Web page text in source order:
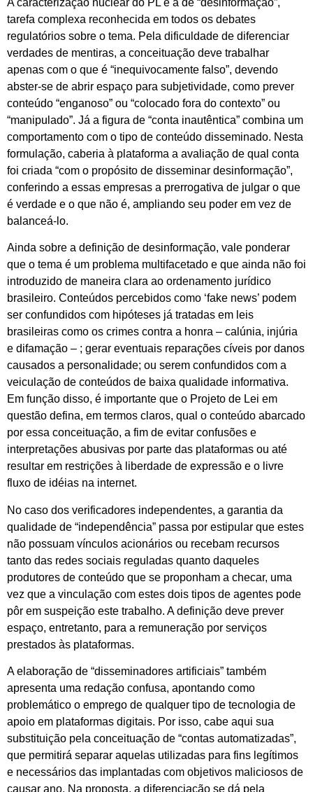
tarefa complexa reconhecida em todos os debates
regulatórios sobre o tema. Pela dificuldade de diferenciar
verdades de mentiras, a conceituação deve trabalhar
apenas com o que é “inequivocamente falso”, devendo
abster-se de abrir espaço para subjetividade, como prever
conteúdo “enganoso” ou “colocado fora do contexto” ou
“manipulado”. Já a figura de “conta inautêntica” combina um
comportamento com o tipo de conteúdo disseminado. Nesta
formulação, caberia à plataforma a avaliação de qual conta
foi criada “com o propósito de disseminar desinformação”,
conferindo a essas empresas a prerrogativa de julgar o que
é verdade e o que não é, ampliando seu poder em vez de
balanceá-lo.
Ainda sobre a definição de desinformação, vale ponderar
que o tema é um problema multifacetado e que ainda não foi
introduzido de maneira clara ao ordenamento jurídico
brasileiro. Conteúdos percebidos como ‘fake news’ podem
ser confundidos com hipóteses já tratadas em leis
brasileiras como os crimes contra a honra – calúnia, injúria
e difamação – ; gerar eventuais reparações cíveis por danos
causados a personalidade; ou serem confundidos com a
veiculação de conteúdos de baixa qualidade informativa.
Em função disso, é importante que o Projeto de Lei em
questão defina, em termos claros, qual o conteúdo abarcado
por essa conceituação, a fim de evitar confusões e
interpretações abusivas por parte das plataformas ou até
resultar em restrições à liberdade de expressão e o livre
fluxo de idéias na internet.
No caso dos verificadores independentes, a garantia da
qualidade de “independência” passa por estipular que estes
não possuam vínculos acionários ou recebam recursos
tanto das redes sociais reguladas quanto daqueles
produtores de conteúdo que se proponham a checar, uma
vez que a vinculação com estes dois tipos de agentes pode
pôr em suspeição este trabalho. A definição deve prever
espaço, entretanto, para a remuneração por serviços
prestados às plataformas.
A elaboração de “disseminadores artificiais” também
apresenta uma redação confusa, apontando como
problemático o emprego de qualquer tipo de tecnologia de
apoio em plataformas digitais. Por isso, cabe aqui sua
substituição pela conceituação de “contas automatizadas”,
que permitirá separar aquelas utilizadas para fins legítimos
e necessários das implantadas com objetivos maliciosos de
causar ano. Na proposta, a diferenciação se dá pela